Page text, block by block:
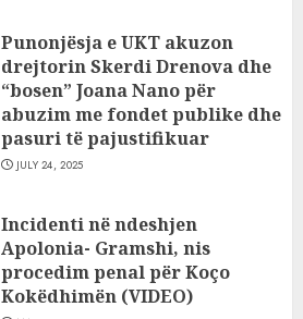
Punonjësja e UKT akuzon
drejtorin Skerdi Drenova dhe
“bosen” Joana Nano për
abuzim me fondet publike dhe
pasuri të pajustifikuar
JULY 24, 2025
Incidenti në ndeshjen
Apolonia- Gramshi, nis
procedim penal për Koço
Kokëdhimën (VIDEO)